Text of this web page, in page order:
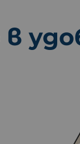
в